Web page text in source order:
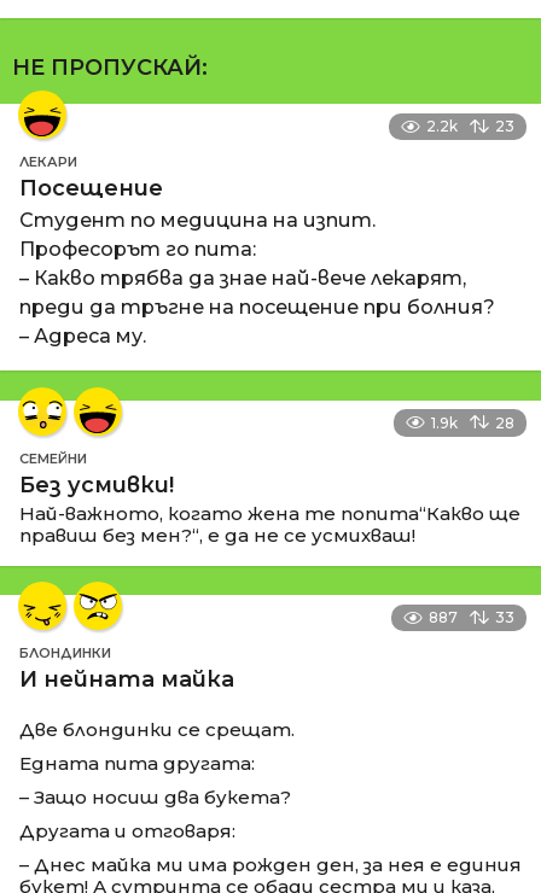
НЕ ПРОПУСКАЙ:
2.2k 23
ЛЕКАРИ
Посещение
Студент по медицина на изпит.
Професорът го пита:
– Какво трябва да знае най-вече лекарят,
преди да тръгне на посещение при болния?
– Адреса му.
1.9k 28
СЕМЕЙНИ
Без усмивки!
Най-важното, когато жена те попита“Какво ще
правиш без мен?“, е да не се усмихваш!
887 33
БЛОНДИНКИ
И нейната майка
Две блондинки се срещат.
Едната пита другата:
– Защо носиш два букета?
Другата и отговаря:
– Днес майка ми има рожден ден, за нея е единия
букет! А сутринта се обади сестра ми и каза,